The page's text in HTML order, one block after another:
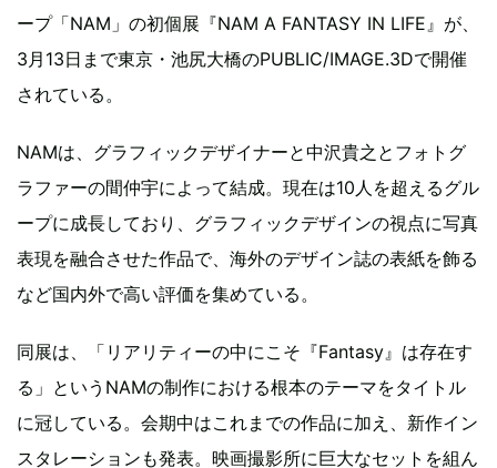
ープ「NAM」の初個展『NAM A FANTASY IN LIFE』が、
3月13日まで東京・池尻大橋のPUBLIC/IMAGE.3Dで開催
されている。
NAMは、グラフィックデザイナーと中沢貴之とフォトグ
ラファーの間仲宇によって結成。現在は10人を超えるグル
ープに成長しており、グラフィックデザインの視点に写真
表現を融合させた作品で、海外のデザイン誌の表紙を飾る
など国内外で高い評価を集めている。
同展は、「リアリティーの中にこそ『Fantasy』は存在す
る」というNAMの制作における根本のテーマをタイトル
に冠している。会期中はこれまでの作品に加え、新作イン
スタレーションも発表。映画撮影所に巨大なセットを組ん